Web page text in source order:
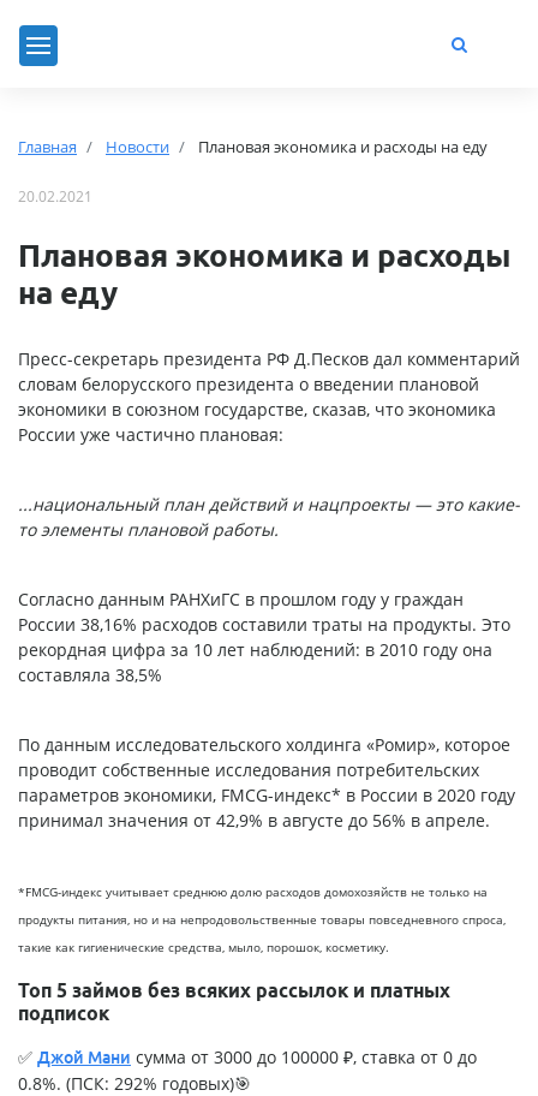
Главная Новости Плановая экономика и расходы на еду
20.02.2021
Плановая экономика и расходы
на еду
Пресс-секретарь президента РФ Д.Песков дал комментарий
словам белорусского президента о введении плановой
экономики в союзном государстве, сказав, что экономика
России уже частично плановая:
...национальный план действий и нацпроекты — это какие-
то элементы плановой работы.
Согласно данным РАНХиГС в прошлом году у граждан
России 38,16% расходов составили траты на продукты. Это
рекордная цифра за 10 лет наблюдений: в 2010 году она
составляла 38,5%
По данным исследовательского холдинга «Ромир», которое
проводит собственные исследования потребительских
параметров экономики, FMCG-индекс* в России в 2020 году
принимал значения от 42,9% в августе до 56% в апреле.
*FMCG-индекс учитывает среднюю долю расходов домохозяйств не только на
продукты питания, но и на непродовольственные товары повседневного спроса,
такие как гигиенические средства, мыло, порошок, косметику.
Топ 5 займов без всяких рассылок и платных
подписок
✅ Джой Мани сумма от 3000 до 100000 ₽, ставка от 0 до
0.8%. (ПСК: 292% годовых)🎯